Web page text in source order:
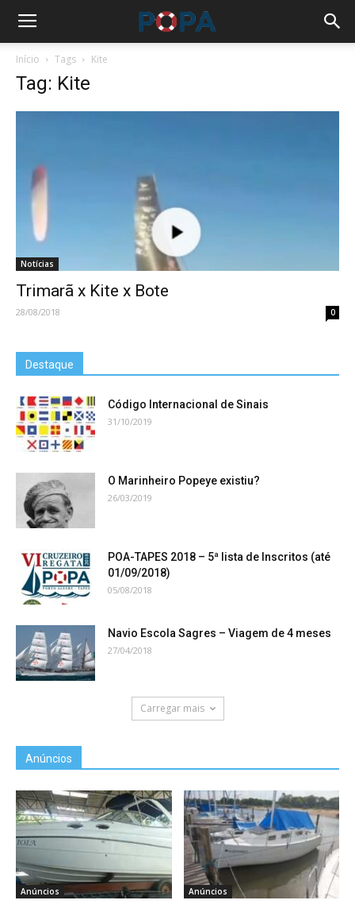
Início Tags Kite
Tag: Kite
Notícias
Trimarã x Kite x Bote
28/08/2018 0
Destaque
Código Internacional de Sinais
31/10/2019
O Marinheiro Popeye existiu?
26/03/2019
POA-TAPES 2018 – 5ª lista de Inscritos (até
01/09/2018)
05/08/2018
Navio Escola Sagres – Viagem de 4 meses
27/04/2018
Carregar mais
Anúncios
Anúncios Anúncios